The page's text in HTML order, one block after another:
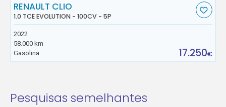
RENAULT CLIO
1.0 TCE EVOLUTION - 100CV - 5P
2022
58.000 km
Gasolina
17.250€
Pesquisas semelhantes